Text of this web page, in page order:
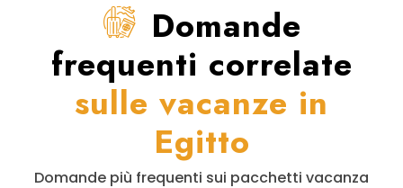
Domande
frequenti correlate
sulle vacanze in
Egitto
Domande più frequenti sui pacchetti vacanza